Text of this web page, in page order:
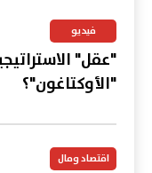
فيديو
"عقل"
"الأوكتاغون"؟
اقتصاد ومال